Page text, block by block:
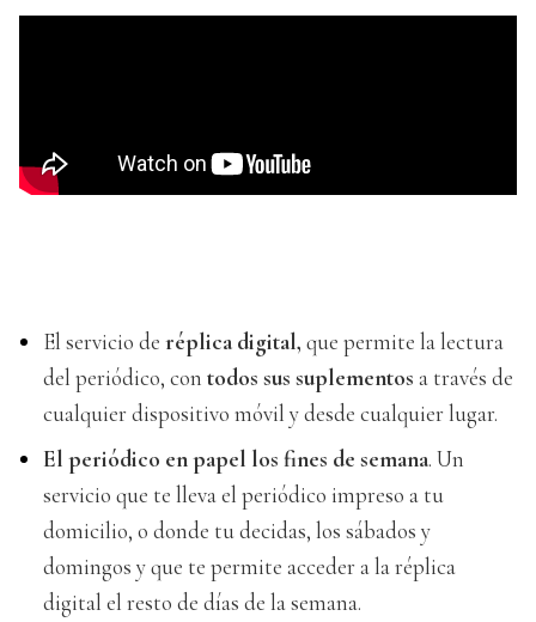
El servicio de réplica digital, que permite la lectura
del periódico, con todos sus suplementos a través de
cualquier dispositivo móvil y desde cualquier lugar.
El periódico en papel los fines de semana. Un
servicio que te lleva el periódico impreso a tu
domicilio, o donde tu decidas, los sábados y
domingos y que te permite acceder a la réplica
digital el resto de días de la semana.